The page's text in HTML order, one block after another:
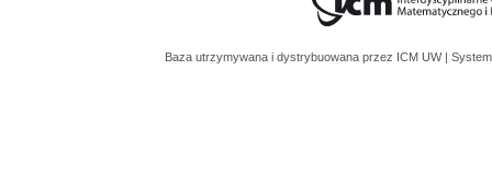
Baza utrzymywana i dystrybuowana przez ICM UW |